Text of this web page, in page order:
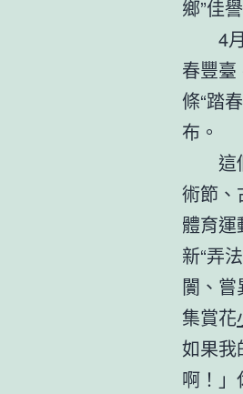
鄉”佳
4
春豐臺
條“踏
布。
這
術節、
體育運
新“弄
闠、
集賞花
如果我
啊！」